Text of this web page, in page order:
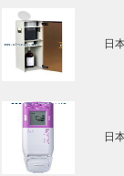
日
日